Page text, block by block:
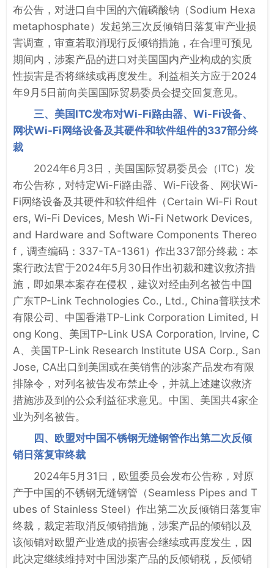
布公告，对进口自中国的六偏磷酸钠（Sodium Hexa
metaphosphate）发起第三次反倾销日落复审产业损
害调查，审查若取消现行反倾销措施，在合理可预见
期间内，涉案产品的进口对美国国内产业构成的实质
性损害是否将继续或再度发生。利益相关方应于2024
年9月5日前向美国国际贸易委员会提交回复意见。
三、美国ITC发布对Wi-Fi路由器、Wi-Fi设备、
网状Wi-Fi网络设备及其硬件和软件组件的337部分终
裁
2024年6月3日，美国国际贸易委员会（ITC）发
布公告称，对特定Wi-Fi路由器、Wi-Fi设备、网状Wi-
Fi网络设备及其硬件和软件组件（Certain Wi-Fi Rout
ers, Wi-Fi Devices, Mesh Wi-Fi Network Devices,
and Hardware and Software Components Thereo
f，调查编码：337-TA-1361）作出337部分终裁：本
案行政法官于2024年5月30日作出初裁和建议救济措
施，即如果本案存在侵权，建议对经由列名被告中国
广东TP-Link Technologies Co., Ltd., China普联技术
有限公司、中国香港TP-Link Corporation Limited, H
ong Kong、美国TP-Link USA Corporation, Irvine, C
A、美国TP-Link Research Institute USA Corp., San
Jose, CA出口到美国或在美销售的涉案产品发布有限
排除令，对列名被告发布禁止令，并就上述建议救济
措施涉及到的公众利益征求意见。中国、美国共4家企
业为列名被告。
四、欧盟对中国不锈钢无缝钢管作出第二次反倾
销日落复审终裁
2024年5月31日，欧盟委员会发布公告称，对原
产于中国的不锈钢无缝钢管（Seamless Pipes and T
ubes of Stainless Steel）作出第二次反倾销日落复审
终裁，裁定若取消反倾销措施，涉案产品的倾销以及
该倾销对欧盟产业造成的损害会继续或再度发生，因
此决定继续维持对中国涉案产品的反倾销税，反倾销